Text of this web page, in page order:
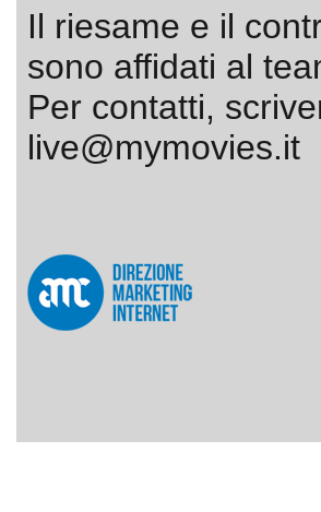
Il riesame e il
sono affidati al
Per contatti,
live@mymovies.it